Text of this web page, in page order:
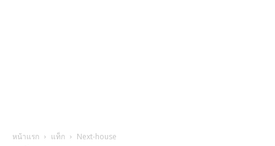
หน้าแรก แท็ก Next-house